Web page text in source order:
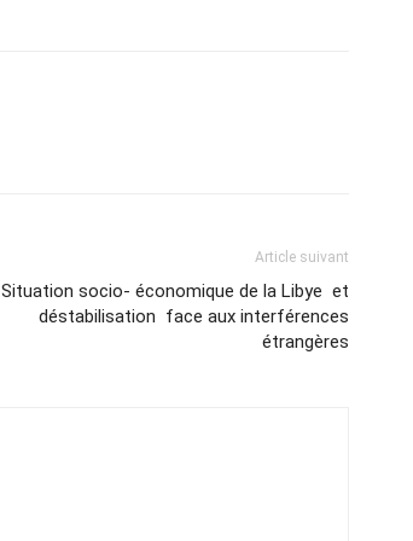
Article suivant
Situation socio- économique de la Libye et
déstabilisation face aux interférences
étrangères